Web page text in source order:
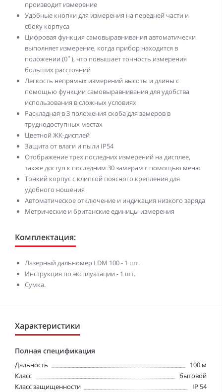
производит измерение
Удобные кнопки для измерения на передней части и
сбоку корпуса
Цифровая функция самовыравнивания автоматически
выполняет измерение, когда прибор находится в
положении (0˚), что повышает точность измерения
больших расстояний
Легкость непрямых измерений высоты и длины с
помощью функции самовыравнивания для удобства
использования в сложных условиях
Раскладная в 3 положения скоба для замеров в
труднодоступных местах
Цветной ЖК-дисплей
Защита от влаги и пыли IP54
Отображение трех последних измерений на дисплее,
также доступ к последним 30 замерам с помощью меню
Тонкий корпус с клипсой поясного крепления для
удобного ношения
Автоматическое отключение и индикация низкого заряда
Метрические и британские единицы измерения
Комплектация:
Лазерный дальномер LDM 100 - 1 шт.
Инструкция по эксплуатации - 1 шт.
Сумка.
Характеристики
Полная спецификация
Дальность
100 м
Класс
бытовой
Класс защищенности
IP 54